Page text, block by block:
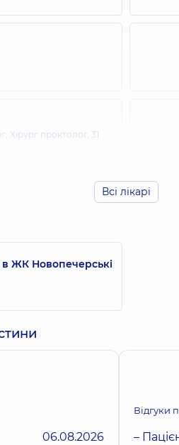
Хірург проктолог, 31
Всі лікарі
ЖК Новопечерські
06.08.2026
Відгуки
–